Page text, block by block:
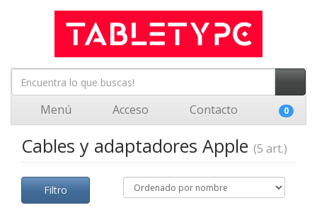
Menú Acceso Contacto 0
Cables y adaptadores Apple (5 art.)
Filtro